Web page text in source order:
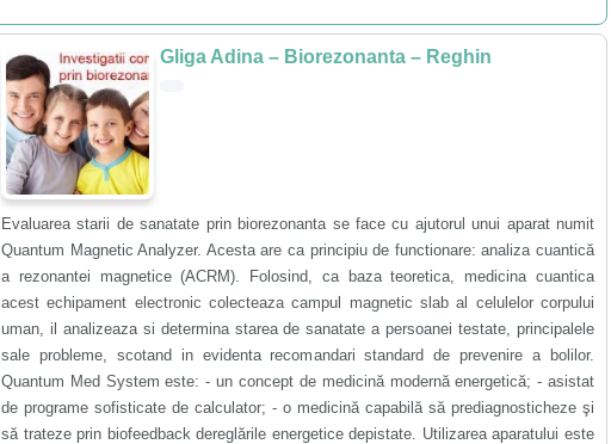
Gliga Adina – Biorezonanta – Reghin
Evaluarea starii de sanatate prin biorezonanta se face cu ajutorul unui aparat numit
Quantum Magnetic Analyzer. Acesta are ca principiu de functionare: analiza cuantică
a rezonantei magnetice (ACRM). Folosind, ca baza teoretica, medicina cuantica
acest echipament electronic colecteaza campul magnetic slab al celulelor corpului
uman, il analizeaza si determina starea de sanatate a persoanei testate, principalele
sale probleme, scotand in evidenta recomandari standard de prevenire a bolilor.
Quantum Med System este: - un concept de medicină modernă energetică; - asistat
de programe sofisticate de calculator; - o medicină capabilă să prediagnosticheze şi
să trateze prin biofeedback dereglările energetice depistate. Utilizarea aparatului este